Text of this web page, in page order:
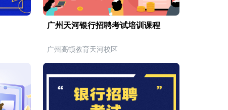
广州天河银行招聘考试培训课程
广州高顿教育天河校区